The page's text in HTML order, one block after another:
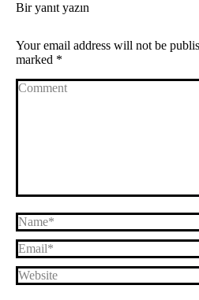
Bir yanıt yazın
Your email address will not be
marked *
Comment
Name *
Email *
Website